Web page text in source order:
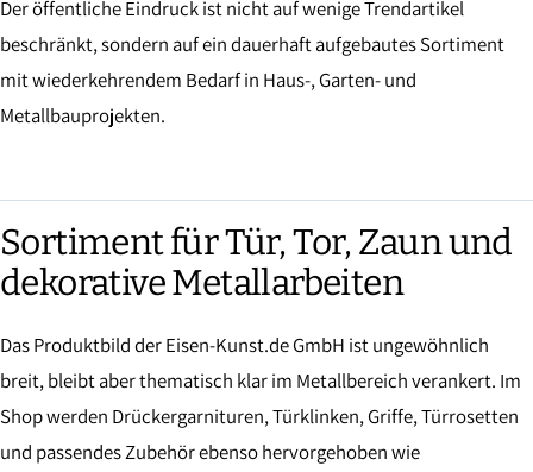
Der öffentliche Eindruck ist nicht auf wenige Trendartikel
beschränkt, sondern auf ein dauerhaft aufgebautes Sortiment
mit wiederkehrendem Bedarf in Haus-, Garten- und
Metallbauprojekten.
Sortiment für Tür, Tor, Zaun und
dekorative Metallarbeiten
Das Produktbild der Eisen-Kunst.de GmbH ist ungewöhnlich
breit, bleibt aber thematisch klar im Metallbereich verankert. Im
Shop werden Drückergarnituren, Türklinken, Griffe, Türrosetten
und passendes Zubehör ebenso hervorgehoben wie